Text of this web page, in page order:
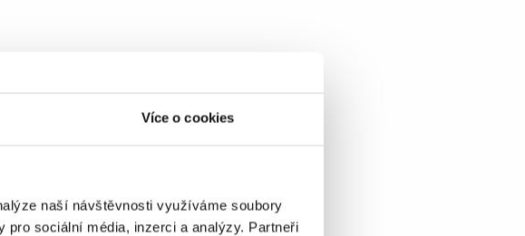
Více o cookies
naší návštěvnosti využíváme soubory
sociální média, inzerci a analýzy. Partneři